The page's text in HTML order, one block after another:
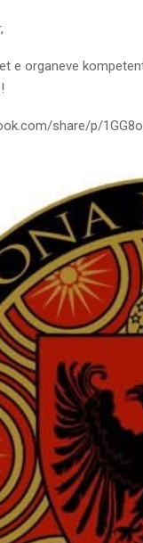
e organeve
share/p/